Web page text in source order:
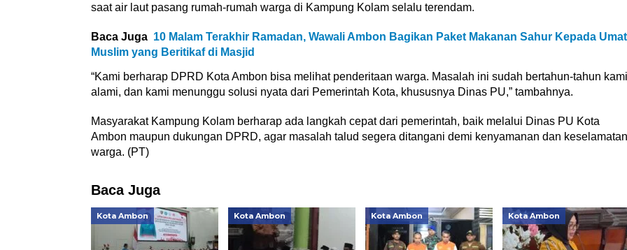
saat air laut pasang rumah-rumah warga di Kampung Kolam selalu terendam.
Baca Juga 10 Malam Terakhir Ramadan, Wawali Ambon Bagikan Paket Makanan Sahur Kepada Umat
Muslim yang Beritikaf di Masjid
“Kami berharap DPRD Kota Ambon bisa melihat penderitaan warga. Masalah ini sudah bertahun-tahun kami
alami, dan kami menunggu solusi nyata dari Pemerintah Kota, khususnya Dinas PU,” tambahnya.
Masyarakat Kampung Kolam berharap ada langkah cepat dari pemerintah, baik melalui Dinas PU Kota
Ambon maupun dukungan DPRD, agar masalah talud segera ditangani demi kenyamanan dan keselamatan
warga. (PT)
Baca Juga
Kota Ambon Kota Ambon Kota Ambon Kota Ambon